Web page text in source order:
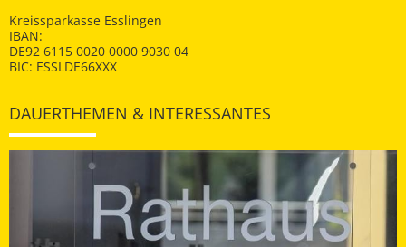
Kreissparkasse Esslingen
IBAN:
DE92 6115 0020 0000 9030 04
BIC: ESSLDE66XXX
DAUERTHEMEN & INTERESSANTES